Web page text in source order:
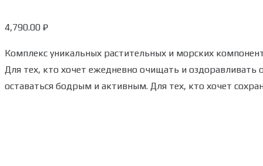
4,790.00 ₽
Комплекс уникальных растительных и морских
Для тех, кто хочет ежедневно очищать и
оставаться бодрым и активным. Для тех, кто хочет